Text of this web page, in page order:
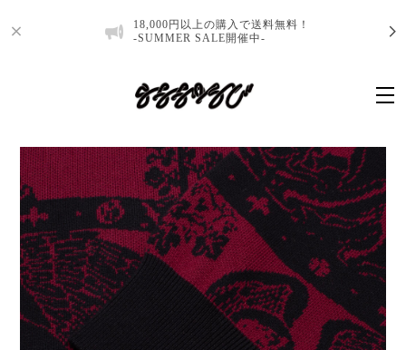
18,000円以上の購入で送料無料！
-SUMMER SALE開催中-